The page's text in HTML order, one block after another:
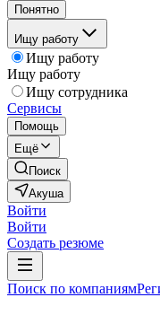
Понятно
Ищу работу
Ищу работу
Ищу работу
Ищу сотрудника
Сервисы
Помощь
Ещё
Поиск
Акуша
Войти
Войти
Создать резюме
Поиск по компаниям